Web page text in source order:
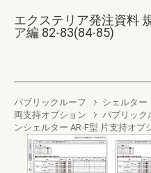
エクステリア発注資料
ア編 82-83(84-85)
パブリックルーフ シェルター
両支持オプション
パブリック
ンシェルター AR-F型 片支持オプ